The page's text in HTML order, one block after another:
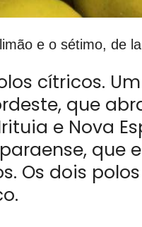
e o sétimo, de
cítricos.
que
e Nova
que
Os dois